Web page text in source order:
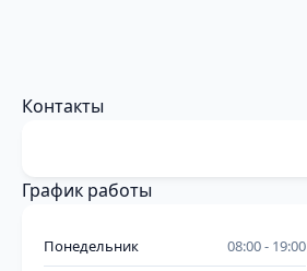
Контакты
График работы
Понедельник 08:00 19:00